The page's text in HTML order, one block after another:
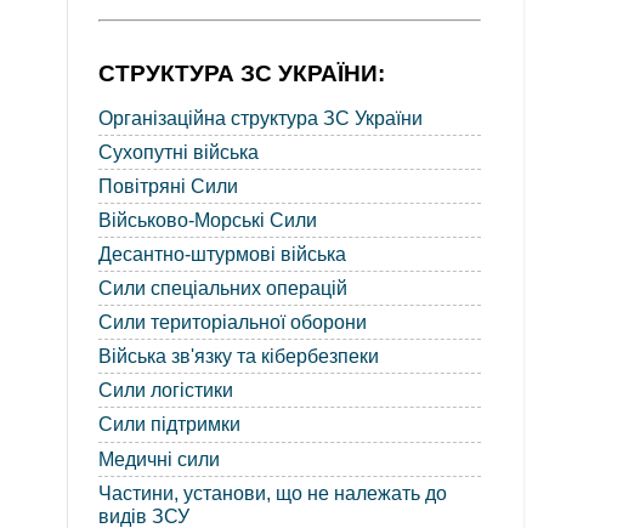
СТРУКТУРА ЗС УКРАЇНИ:
Організаційна структура ЗС України
Сухопутні війська
Повітряні Сили
Військово-Морські Сили
Десантно-штурмові війська
Сили спеціальних операцій
Сили територіальної оборони
Війська зв'язку та кібербезпеки
Сили логістики
Сили підтримки
Медичні сили
Частини, установи, що не належать до
видів ЗСУ